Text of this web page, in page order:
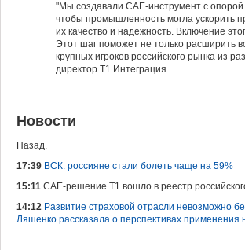
"Мы создавали CAE-инструмент с
чтобы промышленность могла ускорить
их качество и надежность. Включение
Этот шаг поможет не только расширить
крупных игроков российского рынка из
директор Т1 Интеграция.
Новости
Назад.
17:39 ВСК: россияне стали болеть чаще на 59%
15:11 САЕ-решение Т1 вошло в реестр
14:12 Развитие страховой отрасли невозможно
Ляшенко рассказала о перспективах применения